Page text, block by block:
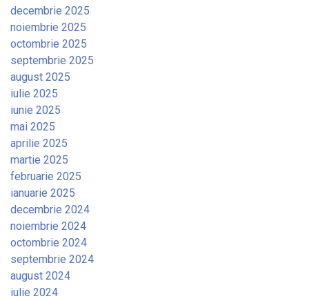
decembrie 2025
noiembrie 2025
octombrie 2025
septembrie 2025
august 2025
iulie 2025
iunie 2025
mai 2025
aprilie 2025
martie 2025
februarie 2025
ianuarie 2025
decembrie 2024
noiembrie 2024
octombrie 2024
septembrie 2024
august 2024
iulie 2024